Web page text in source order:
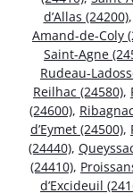
d’Allas (24200),
Amand-de-Coly
Saint-Agne
Rudeau-
Reilhac (24580),
(24600),
d’Eymet (24500),
(24440),
(24410),
d’Excideuil